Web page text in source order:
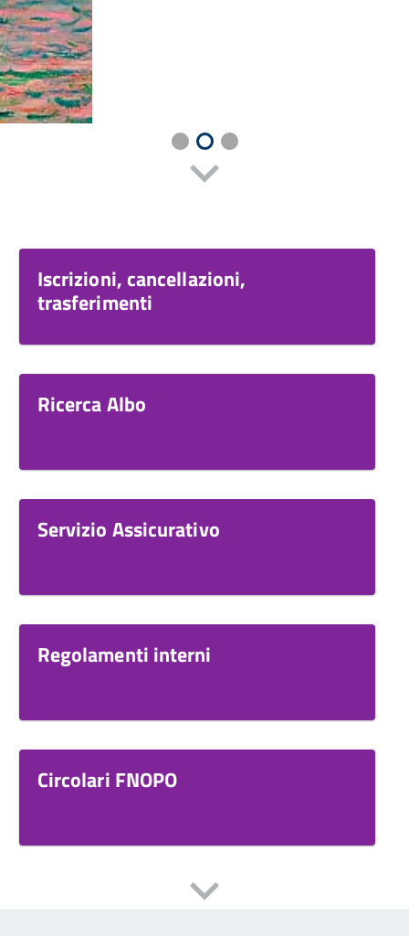
Iscrizioni, cancellazioni,
trasferimenti
Ricerca Albo
Servizio Assicurativo
Regolamenti interni
Circolari FNOPO